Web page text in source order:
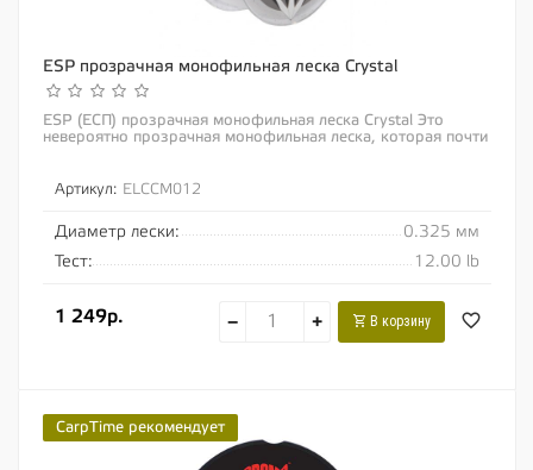
ESP прозрачная монофильная леска Crystal
ESP (ЕСП) прозрачная монофильная леска Crystal Это
невероятно прозрачная монофильная леска, которая почти
Артикул: ELCCM012
Диаметр лески:
0.325 мм
Тест:
12.00 lb
1 249р. − + В корзину
CarpTime рекомендует